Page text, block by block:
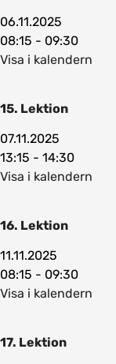
06.11.2025
08:15 - 09:30
Visa i kalendern
15. Lektion
07.11.2025
13:15 - 14:30
Visa i kalendern
16. Lektion
11.11.2025
08:15 - 09:30
Visa i kalendern
17. Lektion